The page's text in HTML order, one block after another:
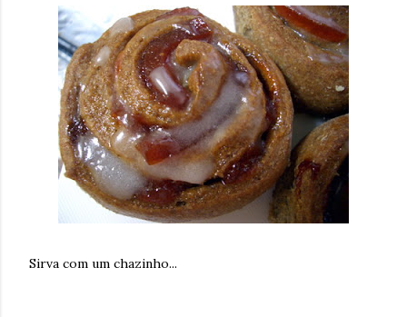
Sirva com um chazinho...